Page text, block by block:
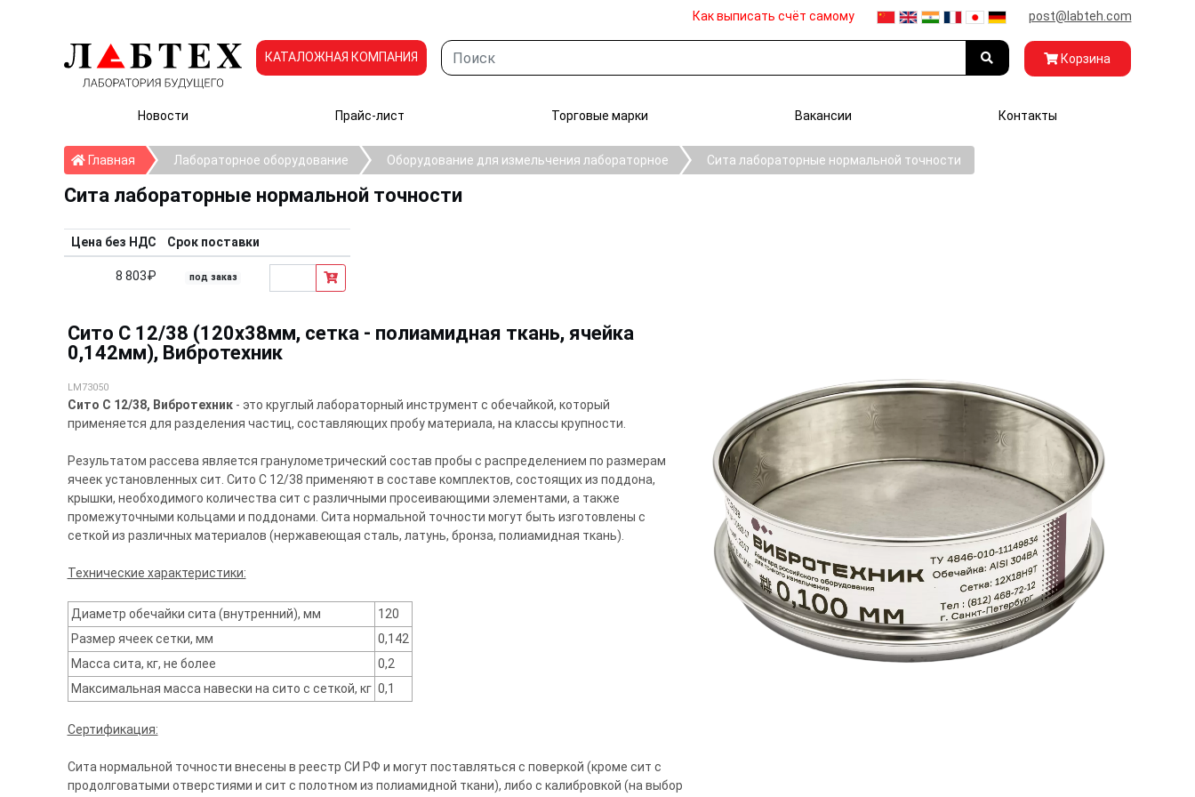
Как выписать счёт самому post@labteh.com
КАТАЛОЖНАЯ КОМПАНИЯ Корзина
Новости Прайс-лист Торговые марки Вакансии Контакты
ГлавнаяГлавнаяЛабораторное оборудование Оборудование для измельчения лабораторное Сита лабораторные нормальной точности
Сита лабораторные нормальной точности
Цена без НДС Срок поставки
8 803₽ под заказ
Сито С 12/38 (120х38мм, сетка - полиамидная ткань, ячейка
0,142мм), Вибротехник
LM73050
Сито С 12/38, Вибротехник- это круглый лабораторный инструмент с обечайкой, который
применяется для разделения частиц, составляющих пробу материала, на классы крупности.
Результатом рассева является гранулометрический состав пробы с распределением по размерам
ячеек установленных сит. Сито С 12/38 применяют в составе комплектов, состоящих из поддона,
крышки, необходимого количества сит с различными просеивающими элементами, а также
промежуточными кольцами и поддонами. Сита нормальной точности могут быть изготовлены с
сеткой из различных материалов (нержавеющая сталь, латунь, бронза, полиамидная ткань).
Технические характеристики:
Диаметр обечайки сита (внутренний), мм
120
Размер ячеек сетки, мм
0,142
Масса сита, кг, не более
0,2
Максимальная масса навески на сито с сеткой, кг 0,1
Сертификация:
Сита нормальной точности внесены в реестр СИ РФ и могут поставляться с поверкой (кроме сит с
продолговатыми отверстиями и сит с полотном из полиамидной ткани), либо с калибровкой (на выбор